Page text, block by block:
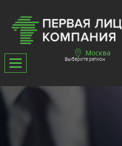
Москва
Выберите регион